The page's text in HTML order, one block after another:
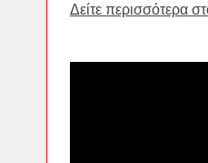
Δείτε περισσότερα